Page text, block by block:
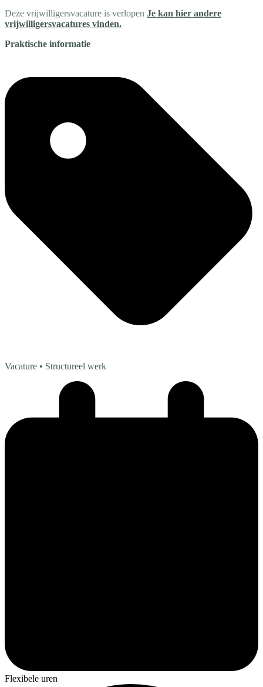
Deze vrijwilligersvacature is verlopen Je kan hier andere
vrijwilligersvacatures vinden.
Praktische informatie
Vacature • Structureel werk
Flexibele uren